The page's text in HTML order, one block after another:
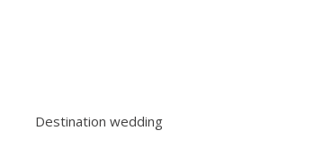
Destination wedding